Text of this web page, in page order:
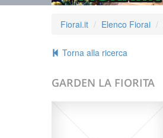
Fiorai.it Elenco Fiorai
Torna alla ricerca
GARDEN LA FIORITA